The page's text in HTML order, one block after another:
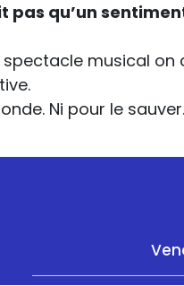
pas qu’un
musical on
Ni pour le